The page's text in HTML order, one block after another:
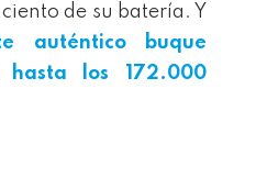
de su batería. Y
auténtico buque
los 172.000